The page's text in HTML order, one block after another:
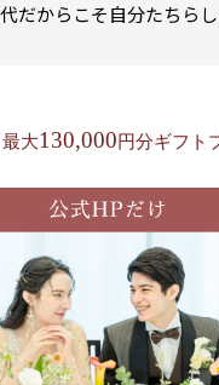
だからこそ自分たちらし
最大130,000円分ギフト